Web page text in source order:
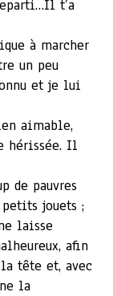
t’a
à marcher
un peu
et je lui
aimable,
hérissée. Il
de pauvres
jouets ;
laisse
afin
tête et, avec
la